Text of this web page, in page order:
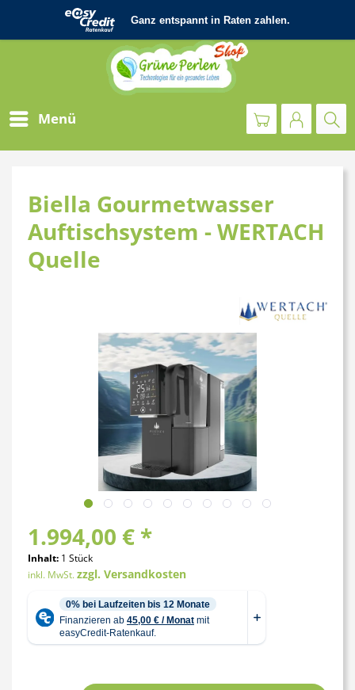
Menü
Biella Gourmetwasser
Auftischsystem - WERTACH
Quelle
1.994,00 € *
Inhalt: 1 Stück
inkl. MwSt.zzgl. Versandkosten